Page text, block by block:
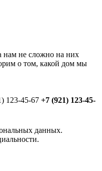
нам не сложно на них
о том, какой дом мы
123-45-67 +7 (921) 123-45-
данных.